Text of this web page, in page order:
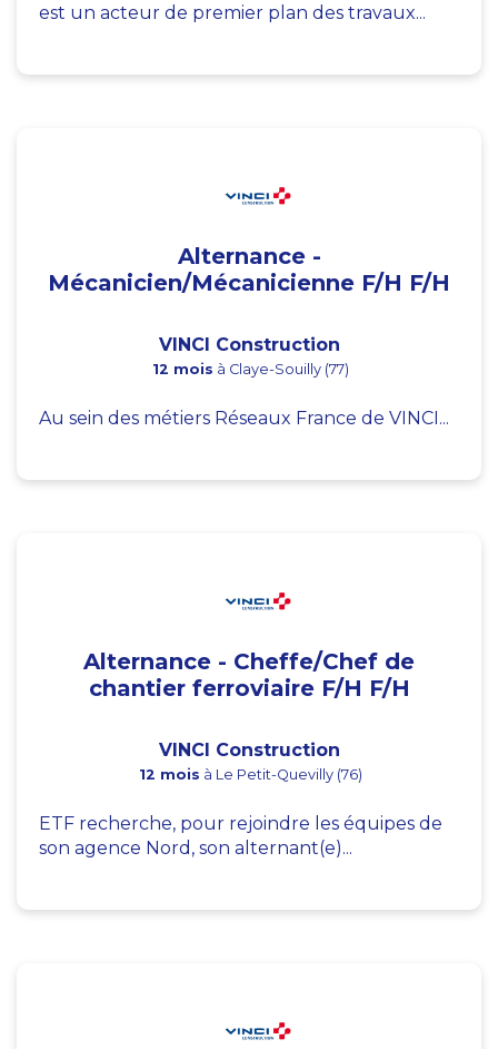
est un acteur de premier plan des travaux...
Alternance -
Mécanicien/Mécanicienne F/H F/H
VINCI Construction
12 mois à Claye-Souilly (77)
Au sein des métiers Réseaux France de VINCI...
Alternance - Cheffe/Chef de
chantier ferroviaire F/H F/H
VINCI Construction
12 mois à Le Petit-Quevilly (76)
ETF recherche, pour rejoindre les équipes de
son agence Nord, son alternant(e)...